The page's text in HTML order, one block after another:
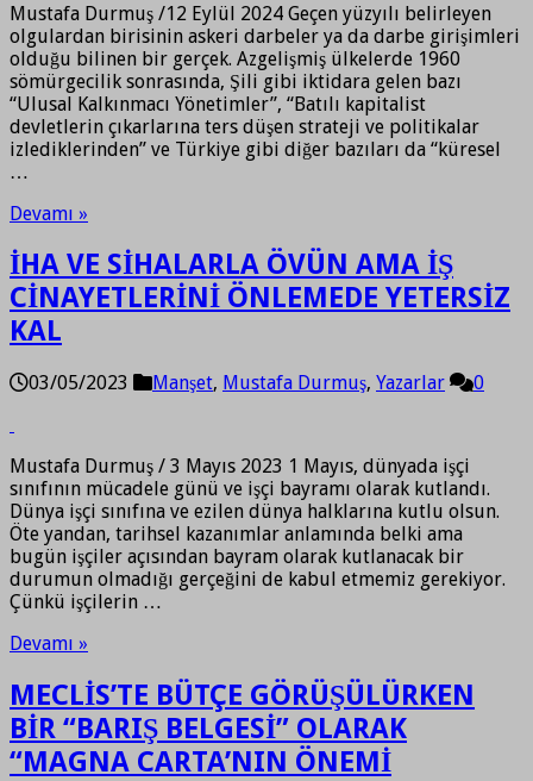
Mustafa Durmuş /12 Eylül 2024 Geçen yüzyılı belirleyen
olgulardan birisinin askeri darbeler ya da darbe girişimleri
olduğu bilinen bir gerçek. Azgelişmiş ülkelerde 1960
sömürgecilik sonrasında, Şili gibi iktidara gelen bazı
“Ulusal Kalkınmacı Yönetimler”, “Batılı kapitalist
devletlerin çıkarlarına ters düşen strateji ve politikalar
izlediklerinden” ve Türkiye gibi diğer bazıları da “küresel
…
Devamı »
İHA VE SİHALARLA ÖVÜN AMA İŞ
CİNAYETLERİNİ ÖNLEMEDE YETERSİZ
KAL
03/05/2023 Manşet, Mustafa Durmuş, Yazarlar 0
Mustafa Durmuş / 3 Mayıs 2023 1 Mayıs, dünyada işçi
sınıfının mücadele günü ve işçi bayramı olarak kutlandı.
Dünya işçi sınıfına ve ezilen dünya halklarına kutlu olsun.
Öte yandan, tarihsel kazanımlar anlamında belki ama
bugün işçiler açısından bayram olarak kutlanacak bir
durumun olmadığı gerçeğini de kabul etmemiz gerekiyor.
Çünkü işçilerin …
Devamı »
MECLİS’TE BÜTÇE GÖRÜŞÜLÜRKEN
BİR “BARIŞ BELGESİ” OLARAK
“MAGNA CARTA’NIN ÖNEMİ